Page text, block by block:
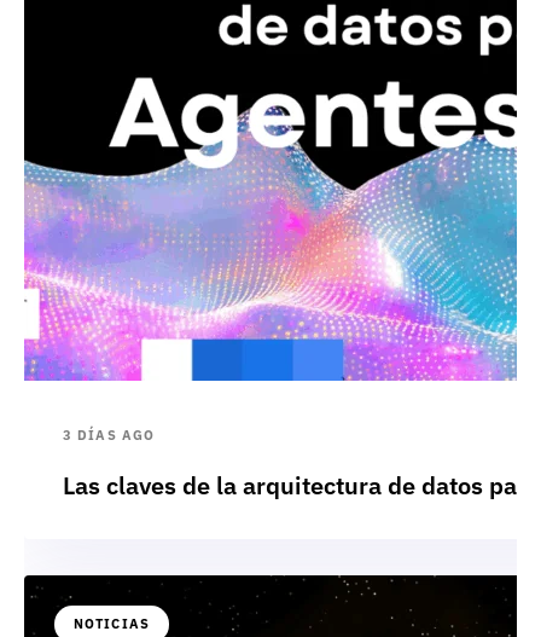
3 DÍAS AGO
Las claves de la arquitectura de datos
NOTICIAS